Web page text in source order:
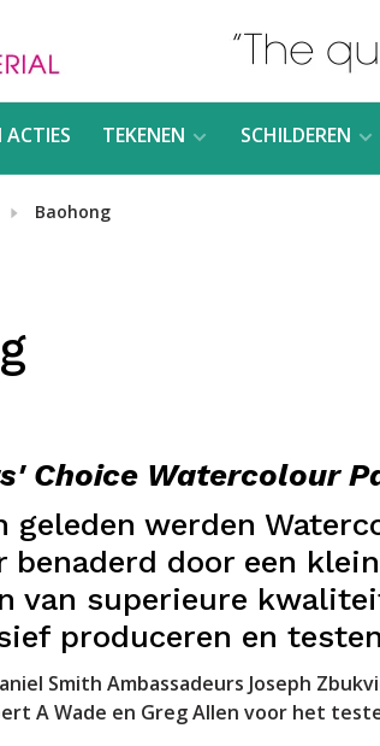
ACTIES TEKENEN SCHILDEREN
Baohong
Choice Watercolour
geleden werden
benaderd door een
van superieure
produceren en
Smith Ambassadeurs Joseph
A Wade en Greg Allen voor het